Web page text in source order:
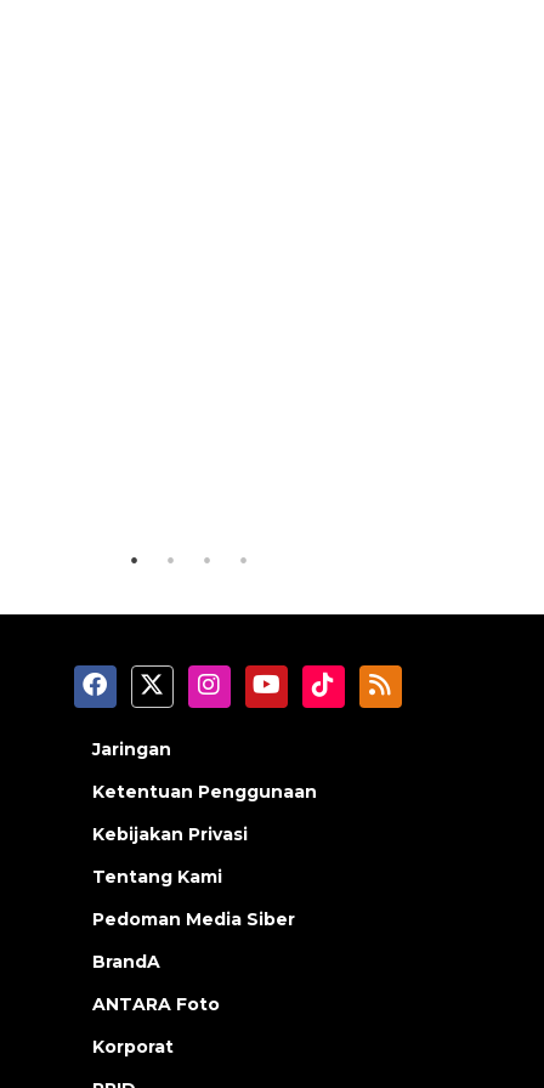
Jaringan
Ketentuan Penggunaan
Kebijakan Privasi
Tentang Kami
Pedoman Media Siber
BrandA
ANTARA Foto
Korporat